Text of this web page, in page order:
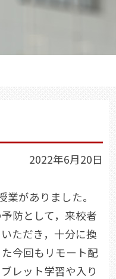
2022年6月20日
がありました。
防として，来校者
ただき，十分に換
今回もリモート配
レット学習や入り